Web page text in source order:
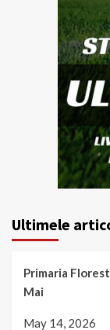
Ultimele
Primaria
Mai
May 14, 2026